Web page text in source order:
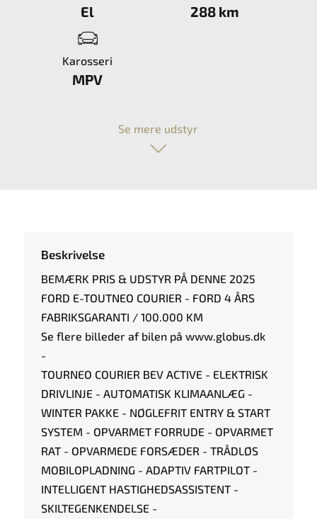
El 288 km
Karosseri
MPV
Se mere udstyr
Beskrivelse
BEMÆRK PRIS & UDSTYR PÅ DENNE 2025
FORD E-TOUTNEO COURIER - FORD 4 ÅRS
FABRIKSGARANTI / 100.000 KM
Se flere billeder af bilen på www.globus.dk
-
TOURNEO COURIER BEV ACTIVE - ELEKTRISK
DRIVLINJE - AUTOMATISK KLIMAANLÆG -
WINTER PAKKE - NØGLEFRIT ENTRY & START
SYSTEM - OPVARMET FORRUDE - OPVARMET
RAT - OPVARMEDE FORSÆDER - TRÅDLØS
MOBILOPLADNING - ADAPTIV FARTPILOT -
INTELLIGENT HASTIGHEDSASSISTENT -
SKILTEGENKENDELSE -